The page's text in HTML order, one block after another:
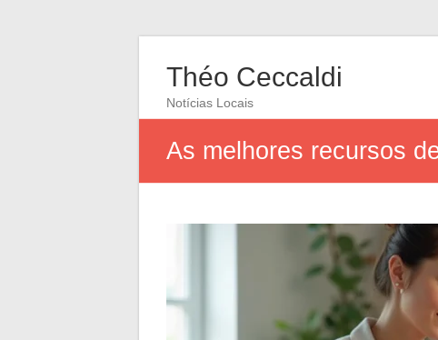
Théo Ceccaldi
Notícias Locais
As melhores recursos